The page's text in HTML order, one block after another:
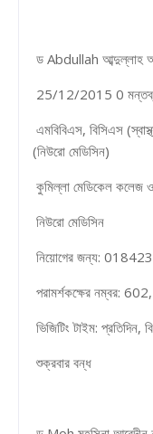
ড Abdullah আব্দুল্লাহ
25/12/2015 0
এমবিবিএস, বিসিএস
(নিউরো মেডিসিন)
কুমিল্লা মেডিকেল কলেজ
নিউরো মেডিসিন
নিয়োগের জন্য:
পরামর্শকক্ষের নম্বর:
ভিজিটিং টাইম:
শুক্রবার বন্ধ